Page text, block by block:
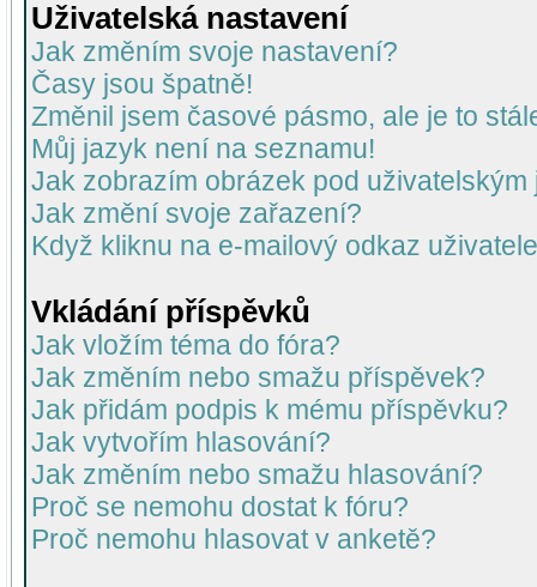
Uživatelská nastavení
Jak změním svoje nastavení?
Časy jsou špatně!
Změnil jsem časové pásmo, ale je to
Můj jazyk není na seznamu!
Jak zobrazím obrázek pod uživatelským
Jak změní svoje zařazení?
Když kliknu na e-mailový odkaz
Vkládání příspěvků
Jak vložím téma do fóra?
Jak změním nebo smažu příspěvek?
Jak přidám podpis k mému příspěvku?
Jak vytvořím hlasování?
Jak změním nebo smažu hlasování?
Proč se nemohu dostat k fóru?
Proč nemohu hlasovat v anketě?